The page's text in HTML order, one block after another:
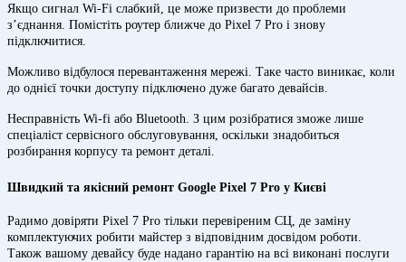
Якщо сигнал Wi-Fi слабкий, це може призвести до проблеми
з’єднання. Помістіть роутер ближче до Pixel 7 Pro і знову
підключитися.
Можливо відбулося перевантаження мережі. Таке часто виникає, коли
до однієї точки доступу підключено дуже багато девайсів.
Несправність Wi-fi або Bluetooth. З цим розібратися зможе лише
спеціаліст сервісного обслуговування, оскільки знадобиться
розбирання корпусу та ремонт деталі.
Швидкий та якісний ремонт Google Pixel 7 Pro у Києві
Радимо довіряти Pixel 7 Pro тільки перевіреним СЦ, де заміну
комплектуючих робити майстер з відповідним досвідом роботи.
Також вашому девайсу буде надано гарантію на всі виконані послуги